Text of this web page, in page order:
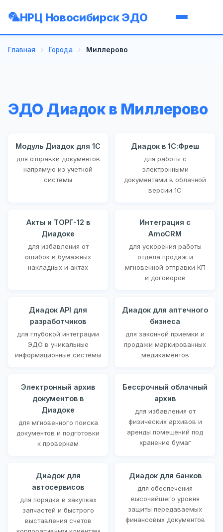
НРЦ Новосибирск ЭДО
Главная Города Миллерово
ЭДО Диадок в Миллерово
Модуль Диадок для 1С
для отправки документов
напрямую из учетной
системы
Диадок в 1С:Фреш
для работы с
электронными
документами в облачной
версии 1С
Акты и ТОРГ-12 в
Диадоке
для избавления от
ошибок в бумажных
накладных и актах
Интеграция с
AmoCRM
для ускорения работы
отдела продаж и
мгновенной отправки КП
и договоров
Диадок API для
разработчиков
для глубокой интеграции
ЭДО в уникальные
информационные системы
Диадок для аптечного
бизнеса
для законной приемки и
продажи маркированных
медикаментов
Электронный архив
документов в
Диадоке
для мгновенного поиска
документов и подготовки
к проверкам
Бессрочный облачный
архив
для избавления от
физических архивов и
аренды помещений под
хранение бумаг
Диадок для
автосервисов
для порядка в закупках
запчастей и быстрого
выставления счетов
Диадок для банков
для обеспечения
высочайшего уровня
защиты передаваемых
финансовых документов